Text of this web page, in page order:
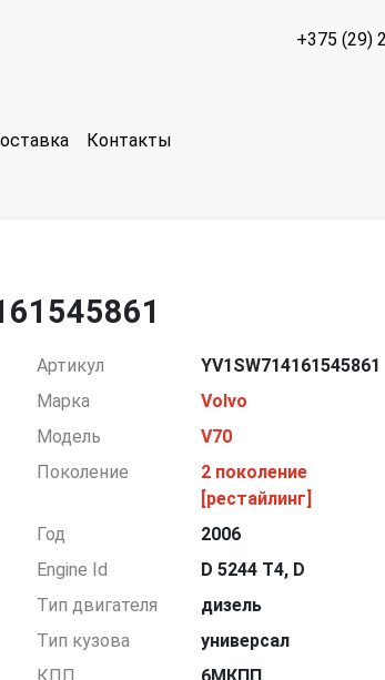
+375 (29)
Контакты
Артикул
YV1SW714161545861
Марка
Volvo
Модель
V70
Поколение
2 поколение
[рестайлинг]
Год
2006
Engine Id
D 5244 T4, D
Тип двигателя
дизель
Тип кузова
универсал